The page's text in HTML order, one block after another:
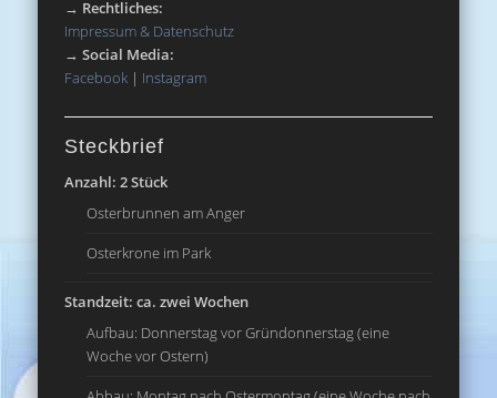
→ Rechtliches:
Impressum & Datenschutz
→Social Media:
Facebook | Instagram
Steckbrief
Anzahl: 2 Stück
Osterbrunnen am Anger
Osterkrone im Park
Standzeit: ca. zwei Wochen
Aufbau: Donnerstag vor Gründonnerstag (eine
Woche vor Ostern)